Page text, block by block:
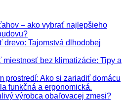
– ako vybrať najlepšieho
drevo: Tajomstvá dlhodobej
bez klimatizácie: Tipy a
prostredí: Ako si zariadiť domácu
funkčná a ergonomická.
výrobca obaľovacej zmesi?